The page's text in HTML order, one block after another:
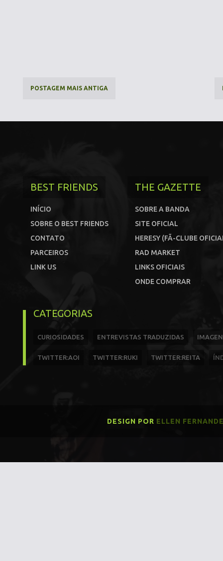
POSTAGEM MAIS ANTIGA
BEST FRIENDS
INÍCIO
SOBRE O BEST FRIENDS
CONTATO
PARCEIROS
LINK US
THE GAZETTE
SOBRE A BANDA
SITE OFICIAL
HERESY (FÃ-CLUBE
RAD MARKET
LINKS OFICIAIS
ONDE COMPRAR
CATEGORIAS
CURIOSIDADES ENTREVISTAS TRADUZIDAS
TWITTER:AOI TWITTER:RUKI TWITTER:REITA
DESIGN POR ELLEN